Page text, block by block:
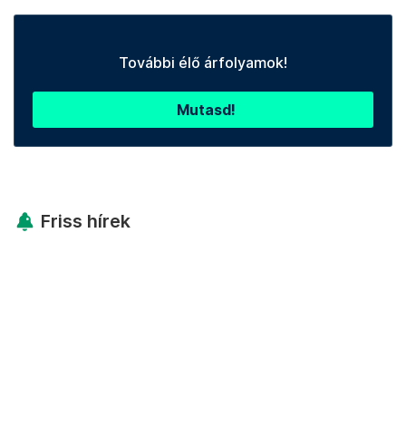
További élő árfolyamok!
Mutasd!
Friss hírek